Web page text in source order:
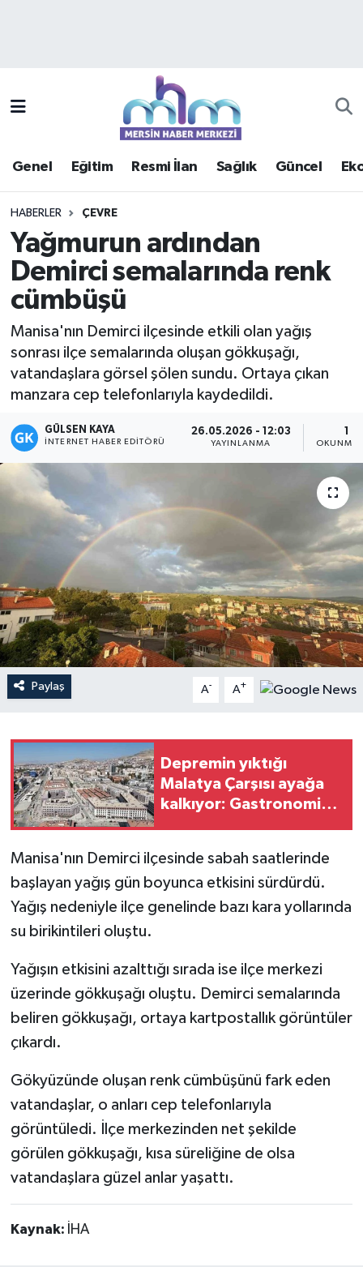
Genel Eğitim Resmi İlan Sağlık Güncel
HABERLER ÇEVRE
Yağmurun ardından
Demirci semalarında renk
cümbüşü
Manisa'nın Demirci ilçesinde etkili olan yağış
sonrası ilçe semalarında oluşan gökkuşağı,
vatandaşlara görsel şölen sundu. Ortaya çıkan
manzara cep telefonlarıyla kaydedildi.
GÜLSEN KAYA
İNTERNET HABER EDITÖRÜ
26.05.2026 - 12:03
YAYINLANMA OKUNMA
Paylaş A- A+
Depremin yıktığı
Malatya Çarşısı ayağa
kalkıyor: Gastronomi
Manisa'nın Demirci ilçesinde sabah saatlerinde
başlayan yağış gün boyunca etkisini sürdürdü.
Yağış nedeniyle ilçe genelinde bazı kara yollarında
su birikintileri oluştu.
Yağışın etkisini azalttığı sırada ise ilçe merkezi
üzerinde gökkuşağı oluştu. Demirci semalarında
beliren gökkuşağı, ortaya kartpostallık görüntüler
çıkardı.
Gökyüzünde oluşan renk cümbüşünü fark eden
vatandaşlar, o anları cep telefonlarıyla
görüntüledi. İlçe merkezinden net şekilde
görülen gökkuşağı, kısa süreliğine de olsa
vatandaşlara güzel anlar yaşattı.
Kaynak: İHA
Güncel
Haberde insan
Kültür - Sanat
Magazin
Mersin
Mersin Tarihi
Özel Haber
Politika
Resmi İlan
Sağlık
Spor
Teknoloji
Yaşam
Mersin Trafik Yoğunluk Haritası
Süper Lig Puan Durumu ve Fikstür
Haber Arşivi